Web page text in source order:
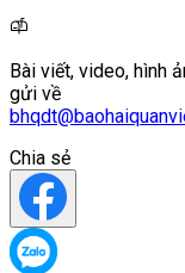
Bài viết, video, hình
gửi về
Chia sẻ